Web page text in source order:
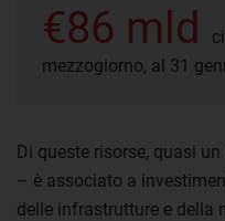
€86 mld
mezzogiorno, al 31
Di queste risorse, quasi
– è associato a
delle infrastrutture e della